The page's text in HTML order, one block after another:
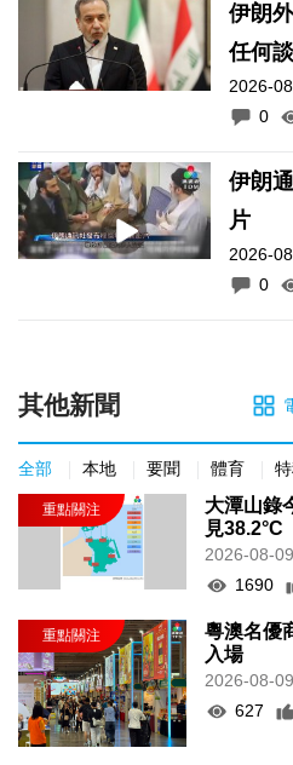
伊朗
任何
2026-
0
伊朗
片
2026-
0
其他新聞
全部 本地 要聞 體育
大潭山錄
見38.2°C
2026-08-
1690
粵澳名優
入場
2026-08-
627